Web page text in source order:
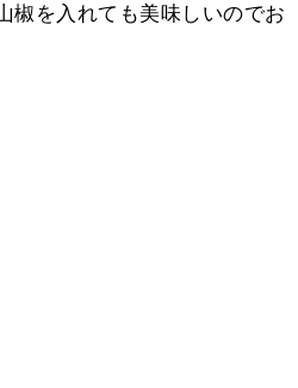
椒を入れても美味しいのでお